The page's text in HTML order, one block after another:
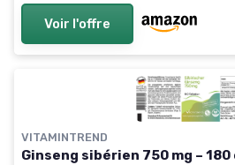
Voir l'offre
VITAMINTREND
Ginseng sibérien 750 mg – 180